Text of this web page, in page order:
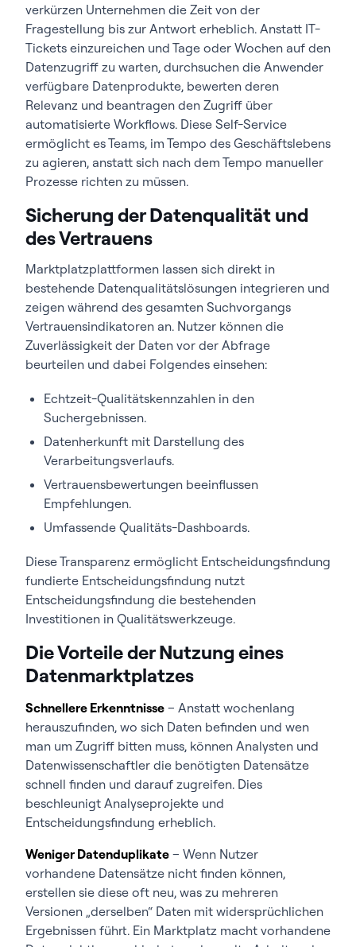
verkürzen Unternehmen die Zeit von der
Fragestellung bis zur Antwort erheblich. Anstatt IT-
Tickets einzureichen und Tage oder Wochen auf den
Datenzugriff zu warten, durchsuchen die Anwender
verfügbare Datenprodukte, bewerten deren
Relevanz und beantragen den Zugriff über
automatisierte Workflows. Diese Self-Service
ermöglicht es Teams, im Tempo des Geschäftslebens
zu agieren, anstatt sich nach dem Tempo manueller
Prozesse richten zu müssen.
Sicherung der Datenqualität und
des Vertrauens
Marktplatzplattformen lassen sich direkt in
bestehende Datenqualitätslösungen integrieren und
zeigen während des gesamten Suchvorgangs
Vertrauensindikatoren an. Nutzer können die
Zuverlässigkeit der Daten vor der Abfrage
beurteilen und dabei Folgendes einsehen:
Echtzeit-Qualitätskennzahlen in den
Suchergebnissen.
Datenherkunft mit Darstellung des
Verarbeitungsverlaufs.
Vertrauensbewertungen beeinflussen
Empfehlungen.
Umfassende Qualitäts-Dashboards.
Diese Transparenz ermöglicht Entscheidungsfindung
fundierte Entscheidungsfindung nutzt
Entscheidungsfindung die bestehenden
Investitionen in Qualitätswerkzeuge.
Die Vorteile der Nutzung eines
Datenmarktplatzes
Schnellere Erkenntnisse – Anstatt wochenlang
herauszufinden, wo sich Daten befinden und wen
man um Zugriff bitten muss, können Analysten und
Datenwissenschaftler die benötigten Datensätze
schnell finden und darauf zugreifen. Dies
beschleunigt Analyseprojekte und
Entscheidungsfindung erheblich.
Weniger Datenduplikate – Wenn Nutzer
vorhandene Datensätze nicht finden können,
erstellen sie diese oft neu, was zu mehreren
Versionen „derselben“ Daten mit widersprüchlichen
Ergebnissen führt. Ein Marktplatz macht vorhandene